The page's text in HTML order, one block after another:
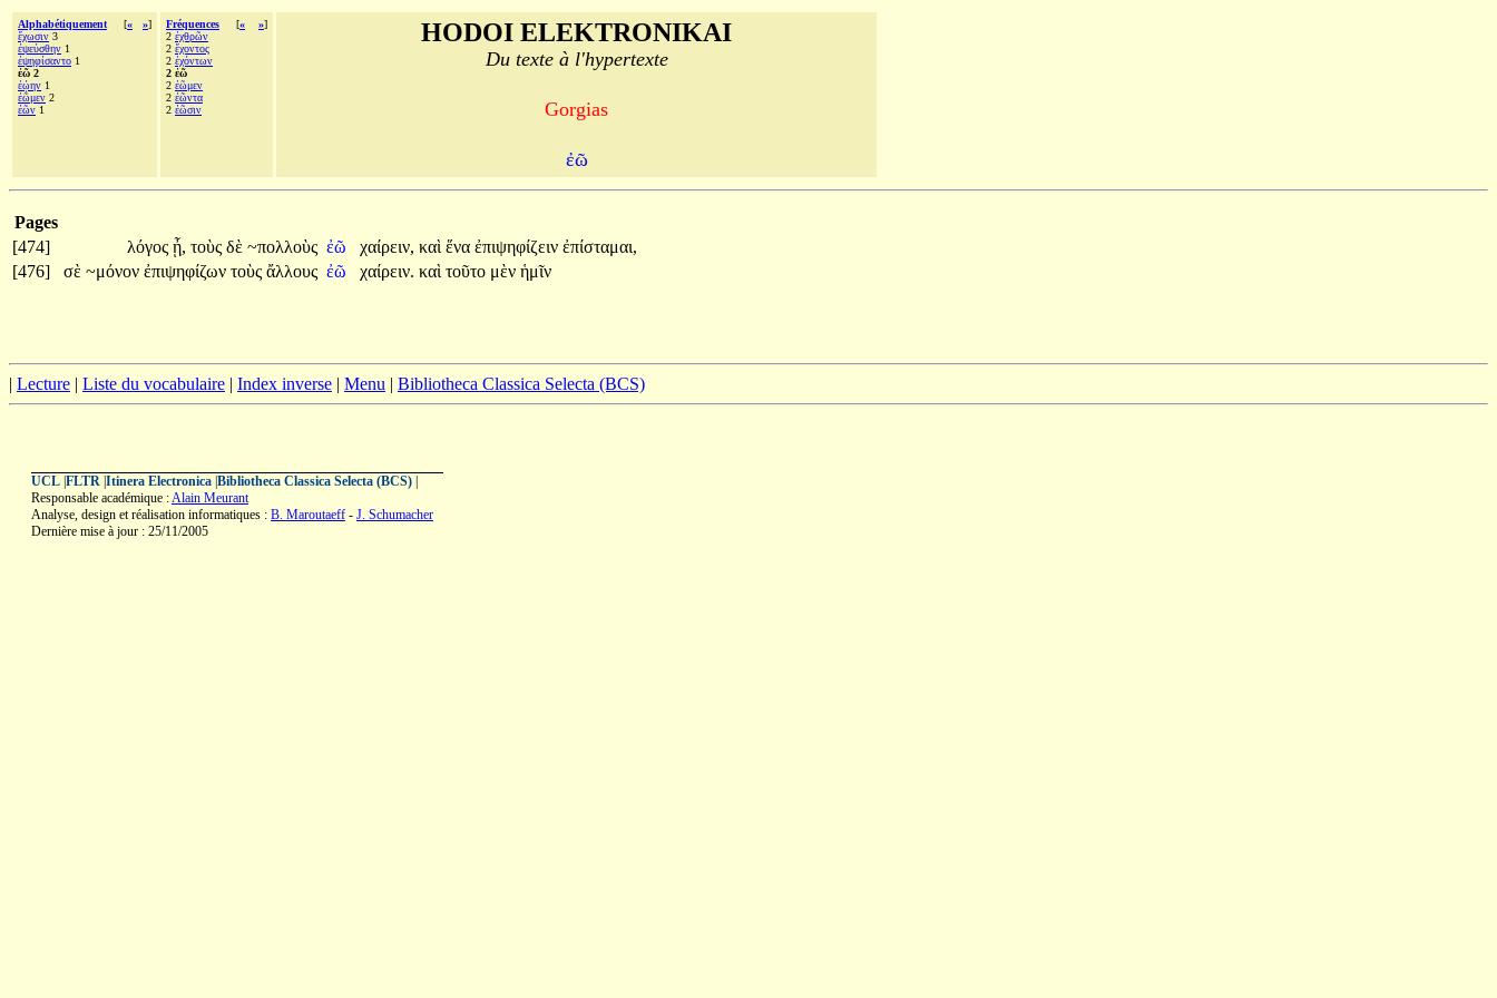
Alphabétiquement [« »]
ἔχωσιν 3
ἐψεύσθην 1
ἐψηφίσαντο 1
ἐῶ 2
ἐῴην 1
ἐῶμεν 2
ἐῶν 1
Fréquences [« »]
2 ἐχθρῶν
2 ἔχοντος
2 ἐχόντων
2 ἐῶ
2 ἐῶμεν
2 ἐῶντα
2 ἐῶσιν
HODOI ELEKTRONIKAI
Du texte à l'hypertexte
Gorgias
ἐῶ
Pages
[474]
λόγος ᾖ, τοὺς δὲ ~πολλοὺς ἐῶ χαίρειν, καὶ ἕνα ἐπιψηφίζειν ἐπίσταμαι,
[476]
σὲ ~μόνον ἐπιψηφίζων τοὺς ἄλλους ἐῶ χαίρειν. καὶ τοῦτο μὲν ἡμῖν
| Lecture | Liste du vocabulaire | Index inverse | Menu | Bibliotheca Classica Selecta (BCS)
UCL FLTR Itinera Electronica Bibliotheca Classica Selecta (BCS)
Responsable académique :Alain Meurant
Analyse, design et réalisation informatiques : B. Maroutaeff - J. Schumacher
Dernière mise à jour : 25/11/2005